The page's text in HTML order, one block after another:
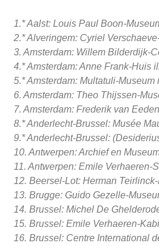
1.* Aalst: Louis Paul Boon-
2.* Alveringem: Cyriel
3. Amsterdam: Willem Bilderdijk-
4.* Amsterdam: Anne Frank-Huis
5.* Amsterdam: Multatuli-Museum
6. Amsterdam: Theo Thijssen-
7. Amsterdam: Frederik van
8.* Anderlecht-Brussel: Musée
9.* Anderlecht-Brussel:
10. Antwerpen: Archief en
11. Antwerpen: Emile Verhaeren-
12. Beersel-Lot: Herman
13. Brugge: Guido Gezelle-
14. Brussel: Michel De
15. Brussel: Emile Verhaeren-
16. Brussel: Centre International